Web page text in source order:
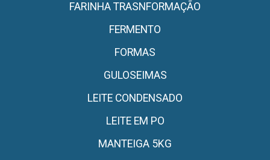
FARINHA TRASNFORMAÇÃO
FERMENTO
FORMAS
GULOSEIMAS
LEITE CONDENSADO
LEITE EM PO
MANTEIGA 5KG